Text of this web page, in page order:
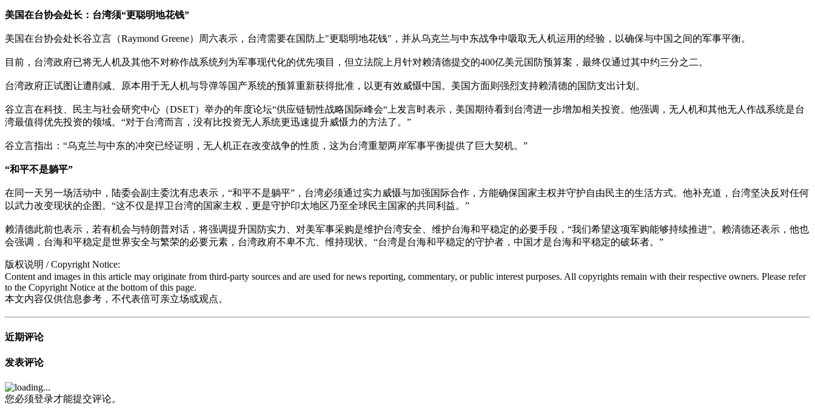
美国在台协会处长：台湾须“更聪明地花钱”
美国在台协会处长谷立言（Raymond Greene）周六表示，台湾需要在国防上"更聪明地花钱"，并从乌克兰与中东战争中吸取无人机运用的经验，以确保与中国之间的军事平衡。
目前，台湾政府已将无人机及其他不对称作战系统列为军事现代化的优先项目，但立法院上月针对赖清德提交的400亿美元国防预算案，最终仅通过其中约三分之二。
台湾政府正试图让遭削减、原本用于无人机与导弹等国产系统的预算重新获得批准，以更有效威慑中国。美国方面则强烈支持赖清德的国防支出计划。
谷立言在科技、民主与社会研究中心（DSET）举办的年度论坛“供应链韧性战略国际峰会“上发言时表示，美国期待看到台湾进一步增加相关投资。他强调，无人机和其他无人作战系统是台
湾最值得优先投资的领域。“对于台湾而言，没有比投资无人系统更迅速提升威慑力的方法了。”
谷立言指出：“乌克兰与中东的冲突已经证明，无人机正在改变战争的性质，这为台湾重塑两岸军事平衡提供了巨大契机。”
“和平不是躺平”
在同一天另一场活动中，陆委会副主委沈有忠表示，“和平不是躺平”，台湾必须通过实力威慑与加强国际合作，方能确保国家主权并守护自由民主的生活方式。他补充道，台湾坚决反对任何
以武力改变现状的企图。“这不仅是捍卫台湾的国家主权，更是守护印太地区乃至全球民主国家的共同利益。”
赖清德此前也表示，若有机会与特朗普对话，将强调提升国防实力、对美军事采购是维护台湾安全、维护台海和平稳定的必要手段，“我们希望这项军购能够持续推进”。赖清德还表示，他也
会强调，台海和平稳定是世界安全与繁荣的必要元素，台湾政府不卑不亢、维持现状。“台湾是台海和平稳定的守护者，中国才是台海和平稳定的破坏者。”
版权说明 / Copyright Notice:
Content and images in this article may originate from third-party sources and are used for news reporting, commentary, or public interest purposes. All copyrights remain with their respective owners. Please refer
to the Copyright Notice at the bottom of this page.
本文内容仅供信息参考，不代表倍可亲立场或观点。
近期评论
发表评论
您必须登录才能提交评论。